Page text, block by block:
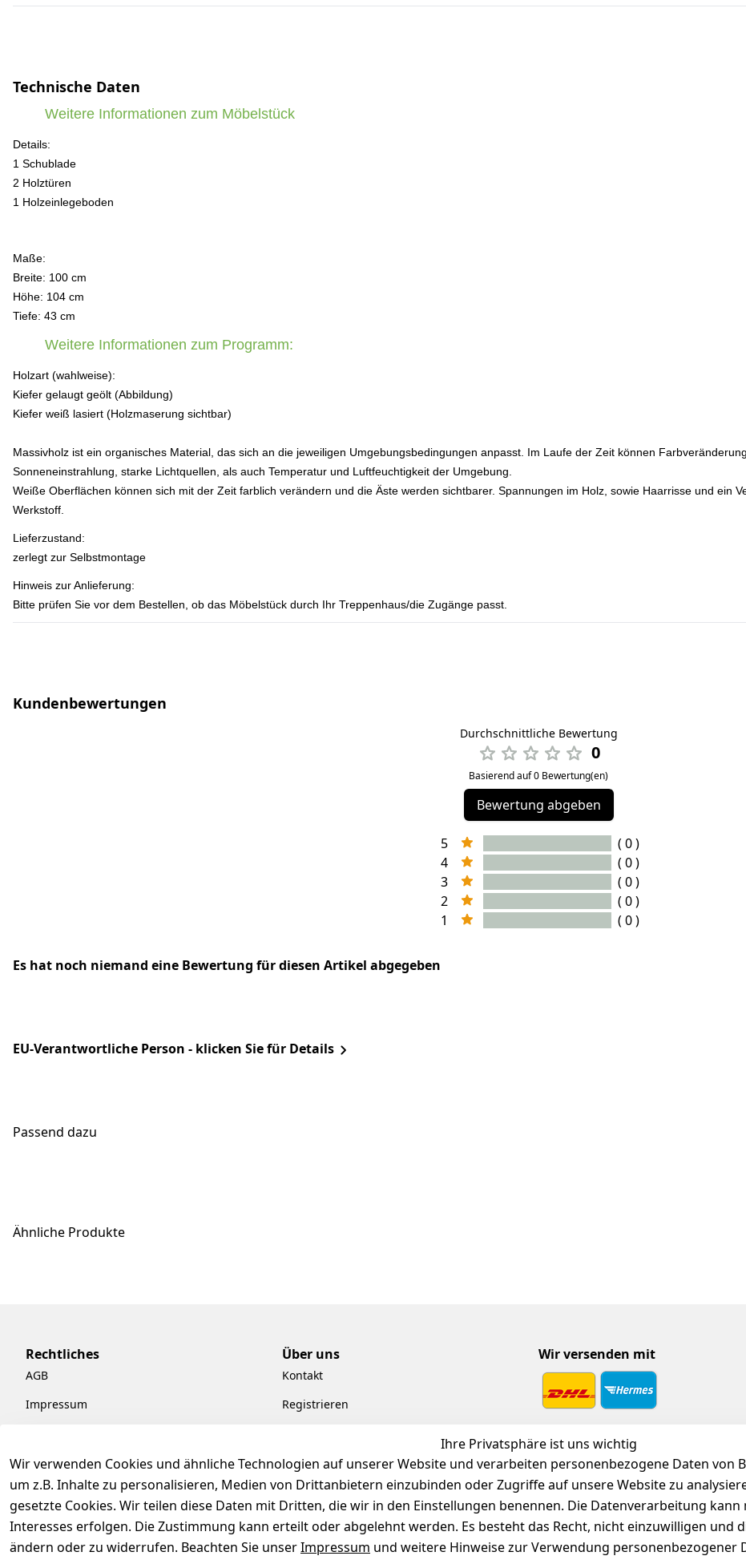
Technische Daten
Weitere Informationen zum Möbelstück
Details:
1 Schublade
2 Holztüren
1 Holzeinlegeboden
Maße:
Breite: 100 cm
Höhe: 104 cm
Tiefe: 43 cm
Weitere Informationen zum Programm:
Holzart (wahlweise):
Kiefer gelaugt geölt (Abbildung)
Kiefer weiß lasiert (Holzmaserung sichtbar)
Massivholz ist ein organisches Material, das sich an die jeweiligen Umgebungsbedingungen anpasst. Im Laufe der Zeit können
Sonneneinstrahlung, starke Lichtquellen, als auch Temperatur und Luftfeuchtigkeit der Umgebung.
Weiße Oberflächen können sich mit der Zeit farblich verändern und die Äste werden sichtbarer. Spannungen im Holz, sowie Haarrisse und ein
Werkstoff.
Lieferzustand:
zerlegt zur Selbstmontage
Hinweis zur Anlieferung:
Bitte prüfen Sie vor dem Bestellen, ob das Möbelstück durch Ihr Treppenhaus/die Zugänge passt.
Kundenbewertungen
Durchschnittliche Bewertung
0
Basierend auf 0 Bewertung(en)
Bewertung abgeben
5
( 0 )
4
( 0 )
3
( 0 )
2
( 0 )
1
( 0 )
Es hat noch niemand eine Bewertung für diesen Artikel abgegeben
EU-Verantwortliche Person - klicken Sie für Details
Passend dazu
Ähnliche Produkte
Ihre Privatsphäre ist uns wichtig
Wir verwenden Cookies und ähnliche Technologien auf unserer Website und verarbeiten personenbezogene Daten von
um z.B. Inhalte zu personalisieren, Medien von Drittanbietern einzubinden oder Zugriffe auf unsere Website zu
gesetzte Cookies. Wir teilen diese Daten mit Dritten, die wir in den Einstellungen benennen. Die Datenverarbeitung
Interesses erfolgen. Die Zustimmung kann erteilt oder abgelehnt werden. Es besteht das Recht, nicht einzuwilligen und
ändern oder zu widerrufen. Beachten Sie unserImpressum und weitere Hinweise zur Verwendung personenbezogener
Rechtliches
AGB
Impressum
Barrierefreiheitserklärung
Widerrufsrecht
Über uns
Kontakt
Registrieren
Pflege & Kundendienst
Kiefermöbel
Hilfe
Wir versenden mit